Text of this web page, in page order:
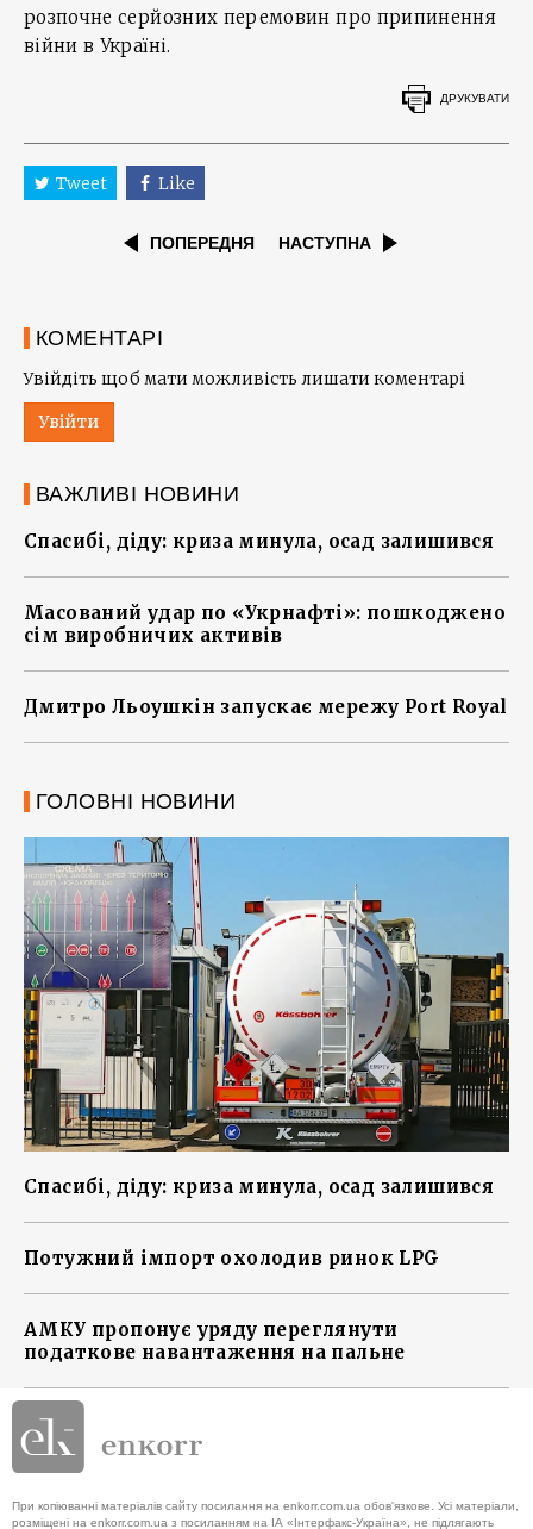
розпочне серйозних перемовин про припинення
війни в Україні.
ДРУКУВАТИ
Tweet Like
ПОПЕРЕДНЯ НАСТУПНА
КОМЕНТАРІ
Увійдіть щоб мати можливість лишати коментарі
Увійти
ВАЖЛИВІ НОВИНИ
Спасибі, діду: криза минула, осад залишився
Масований удар по «Укрнафті»: пошкоджено
сім виробничих активів
Дмитро Льоушкін запускає мережу Port Royal
ГОЛОВНІ НОВИНИ
Спасибі, діду: криза минула, осад залишився
Потужний імпорт охолодив ринок LPG
АМКУ пропонує уряду переглянути
податкове навантаження на пальне
При копіюванні матеріалів сайту посилання на enkorr.com.ua обов'язкове. Усі матеріали,
розміщені на enkorr.com.ua з посиланням на ІА «Інтерфакс-Україна», не підлягають